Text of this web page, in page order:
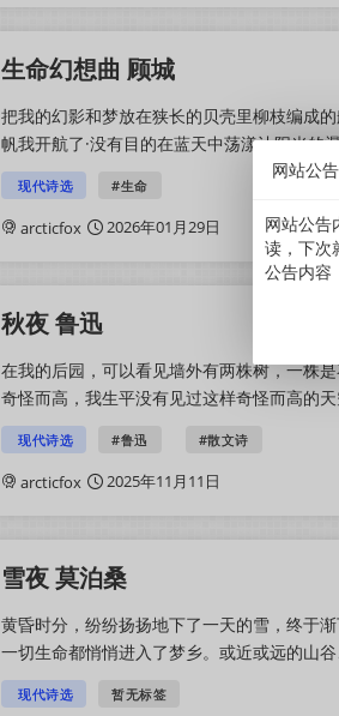
生命幻想曲 顾城
把我的幻影和梦放在狭长的贝壳里柳枝编成
帆我开航了·没有目的在蓝天中荡漾让阳光的
光的绳索一步步走完十二小时的路途·我被风推
现代诗选 #生命
arcticfox 2026年01月29日
秋夜 鲁迅
在我的后园，可以看见墙外有两株树，一株
奇怪而高，我生平没有见过这样奇怪而高的
看见。然而现在却非常之蓝，闪闪地䀹⑵着几
现代诗选 #鲁迅 #散文诗
arcticfox 2025年11月11日
雪夜 莫泊桑
黄昏时分，纷纷扬扬地下了一天的雪，终于
一切生命都悄悄进入了梦乡。或近或远的山
裹，分外妖娆。这雪后初霁的夜晚，万籁俱寂
现代诗选 暂无标签
网站公告
网站公告
读，下次
公告内容